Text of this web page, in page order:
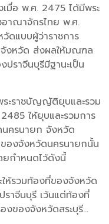
มื่อ พ.ศ. 2475 ได้มีพระ
าณาจักรไทย พ.ศ.
ดแบบผู้ว่าราชการ
งหวัด ส่งผลให้มณฑล
ปราจีนบุรีมีฐานะเป็น
ะราชบัญญัติยุบและรวม
ให้ยุบและรวมการ
ครนายก จังหวัด
องจังหวัดนครนายกนั้น
ยกำหนดไว้ดังนี้
ห้รวมท้องที่ของจังหวัด
ราจีนบุรี เว้นแต่ท้องที่
องของจังหวัดสระบุรี…